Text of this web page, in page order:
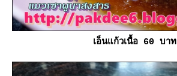
เอ็นแก้วเนื้อ 60 บาท